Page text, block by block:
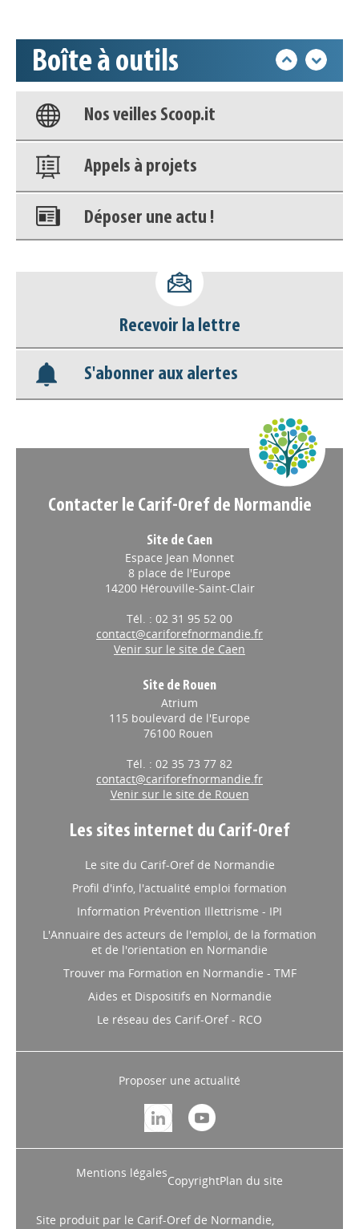
Boîte à outils
Base documentaire
Nos veilles Scoop.it
Appels à projets
Déposer une actu !
déconnecter)
Base documentaire
Nos veilles Scoop.it
Recevoir la lettre
S'abonner aux alertes
Contacter le Carif-Oref de Normandie
Site de Caen
Espace Jean Monnet
8 place de l'Europe
14200 Hérouville-Saint-Clair
Tél. : 02 31 95 52 00
contact@cariforefnormandie.fr
Venir sur le site de Caen
Site de Rouen
Atrium
115 boulevard de l'Europe
76100 Rouen
Tél. : 02 35 73 77 82
contact@cariforefnormandie.fr
Venir sur le site de Rouen
Les sites internet du Carif-Oref
Le site du Carif-Oref de Normandie
Profil d'info, l'actualité emploi formation
Information Prévention Illettrisme - IPI
L'Annuaire des acteurs de l'emploi, de la formation
et de l'orientation en Normandie
Trouver ma Formation en Normandie - TMF
Aides et Dispositifs en Normandie
Le réseau des Carif-Oref - RCO
Proposer une actualité
Mentions légales
CopyrightPlan du site
Site produit par le Carif-Oref de Normandie,